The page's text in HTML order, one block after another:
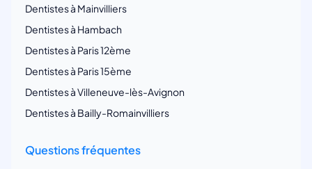
Dentistes à Mainvilliers
Dentistes à Hambach
Dentistes à Paris 12ème
Dentistes à Paris 15ème
Dentistes à Villeneuve-lès-Avignon
Dentistes à Bailly-Romainvilliers
Questions fréquentes